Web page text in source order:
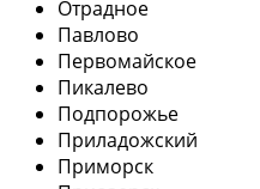
Отрадное
Павлово
Первомайское
Пикалево
Подпорожье
Приладожский
Приморск